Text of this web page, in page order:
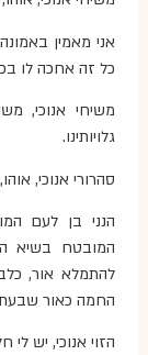
אני מאמין
כל זה אחכה לו
משיחי אנוכי,
גלויותינו.
סהרורי אנוכי,
הנני בן לעם
המובטח בשיא
להתמלא אור,
החמה כאור שבעת
הזוי אנוכי, יש